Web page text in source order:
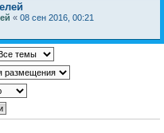
« 08 сен 2016, 00:21